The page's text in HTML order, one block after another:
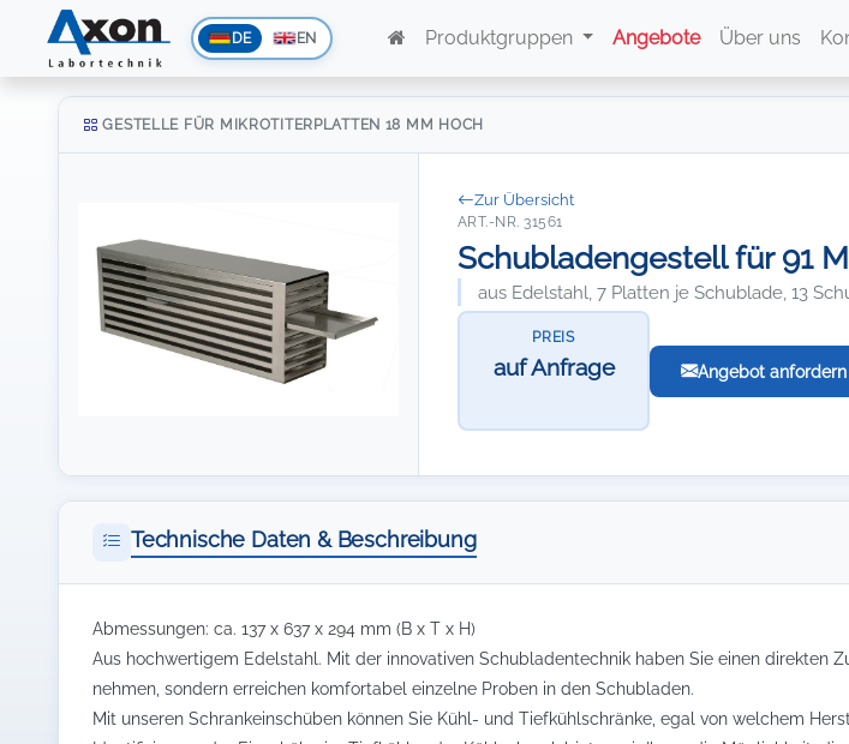
DE EN Produktgruppen Angebote Über uns
GESTELLE FÜR MIKROTITERPLATTEN 18 MM HOCH
Zur Übersicht
ART.-NR. 31561
Schubladengestell für 91
aus Edelstahl, 7 Platten je Schublade, 13
PREIS
auf Anfrage Angebot anfordern
Technische Daten & Beschreibung
Abmessungen: ca. 137 x 637 x 294 mm (B x T x H)
Aus hochwertigem Edelstahl. Mit der innovativen Schubladentechnik haben Sie einen direkten
nehmen, sondern erreichen komfortabel einzelne Proben in den Schubladen.
Mit unseren Schrankeinschüben können Sie Kühl- und Tiefkühlschränke, egal von welchem